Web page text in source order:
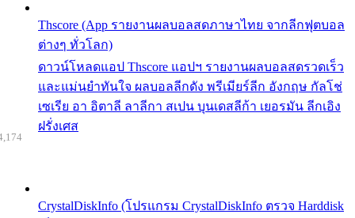
Thscore (App รายงานผลบอลสดภาษาไทย จากลีกฟุตบอล
ต่างๆ ทั่วโลก)
ดาวน์โหลดแอป Thscore แอปฯ รายงานผลบอลสดรวดเร็ว
และแม่นยำทันใจ ผลบอลลีกดัง พรีเมียร์ลีก อังกฤษ กัลโช่
เซเรีย อา อิตาลี ลาลีกา สเปน บุนเดสลีก้า เยอรมัน ลีกเอิง
ฝรั่งเศส
CrystalDiskInfo (โปรแกรม CrystalDiskInfo ตรวจ Harddisk